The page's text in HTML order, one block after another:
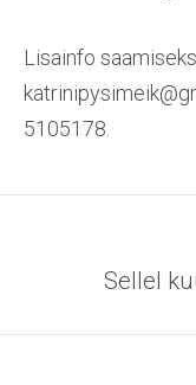
Lisainfo
5105178.
Sellel